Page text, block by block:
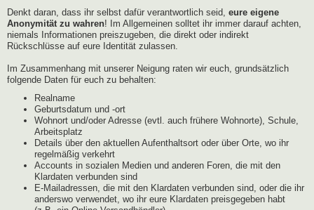
Denkt daran, dass ihr selbst dafür verantwortlich seid, eure eigene
Anonymität zu wahren! Im Allgemeinen solltet ihr immer darauf achten,
niemals Informationen preiszugeben, die direkt oder indirekt
Rückschlüsse auf eure Identität zulassen.
Im Zusammenhang mit unserer Neigung raten wir euch, grundsätzlich
folgende Daten für euch zu behalten:
Realname
Geburtsdatum und -ort
Wohnort und/oder Adresse (evtl. auch frühere Wohnorte), Schule,
Arbeitsplatz
Details über den aktuellen Aufenthaltsort oder über Orte, wo ihr
regelmäßig verkehrt
Accounts in sozialen Medien und anderen Foren, die mit den
Klardaten verbunden sind
E-Mailadressen, die mit den Klardaten verbunden sind, oder die ihr
anderswo verwendet, wo ihr eure Klardaten preisgegeben habt